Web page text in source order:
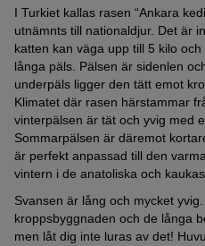
I Turkiet kallas rasen “Ankara
utnämnts till nationaldjur. Det är
katten kan väga upp till 5 kilo
långa päls. Pälsen är sidenlen
underpäls ligger den tätt emot
Klimatet där rasen härstammar
vinterpälsen är tät och yvig med
Sommarpälsen är däremot
är perfekt anpassad till den
vintern i de anatoliska och
Svansen är lång och mycket
kroppsbyggnaden och de långa
men låt dig inte luras av det!